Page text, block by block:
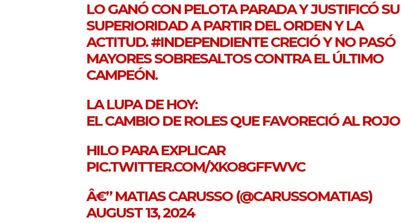
LO GANÓ CON PELOTA PARADA Y JUSTIFICÓ SU
SUPERIORIDAD A PARTIR DEL ORDEN Y LA
ACTITUD.#INDEPENDIENTECRECIÓ Y NO PASÓ
MAYORES SOBRESALTOS CONTRA EL ÚLTIMO
CAMPEÓN.
LA LUPA DE HOY:
EL CAMBIO DE ROLES QUE FAVORECIÓ AL ROJO
HILO PARA EXPLICAR
PIC.TWITTER.COM/XKO8GFFWVC
Â€” MATIAS CARUSSO (@CARUSSOMATIAS)
AUGUST 13, 2024